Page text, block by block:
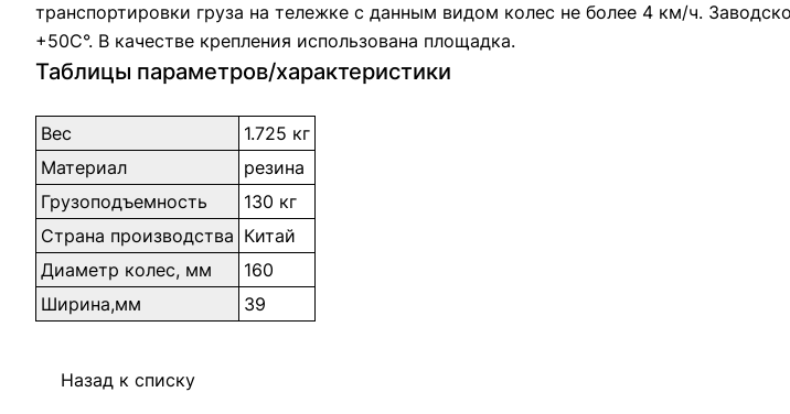
транспортировки груза на тележке с данным видом колес не более 4 км/ч.
+50С°. В качестве крепления использована площадка.
Таблицы параметров/характеристики
Вес
1.725 кг
Материал
резина
Грузоподъемность
130 кг
Страна производства Китай
Диаметр колес, мм
160
Ширина,мм
39
Назад к списку